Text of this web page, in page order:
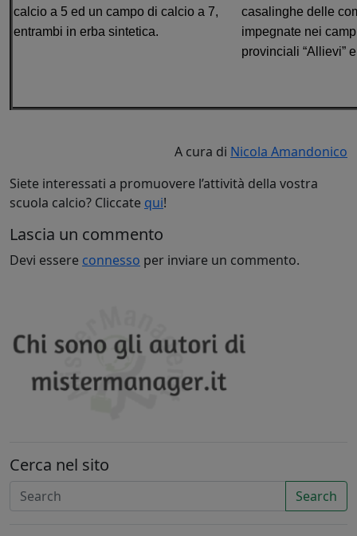
calcio a 5 ed un campo di calcio a 7,
entrambi in erba sintetica.
casalinghe delle
impegnate nei
provinciali “Allievi”
A cura di Nicola Amandonico
Siete interessati a promuovere l’attività della vostra
scuola calcio? Cliccate qui!
Lascia un commento
Devi essere connesso per inviare un commento.
Cerca nel sito
Search